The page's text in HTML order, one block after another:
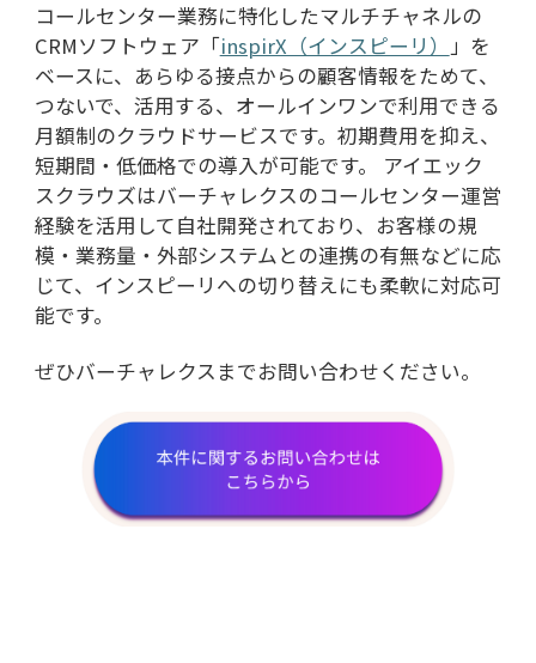
コールセンター業務に特化したマルチチャネルの
CRMソフトウェア「inspirX（インスピーリ） 」を
ベースに、あらゆる接点からの顧客情報をためて、
つないで、活用する、オールインワンで利用できる
月額制のクラウドサービスです。初期費用を抑え、
短期間・低価格での導入が可能です。 アイエック
スクラウズはバーチャレクスのコールセンター運営
経験を活用して自社開発されており、お客様の規
模・業務量・外部システムとの連携の有無などに応
じて、インスピーリへの切り替えにも柔軟に対応可
能です。
ぜひバーチャレクスまでお問い合わせください。